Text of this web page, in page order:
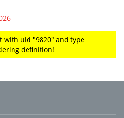
with uid "9820" and type
definition!